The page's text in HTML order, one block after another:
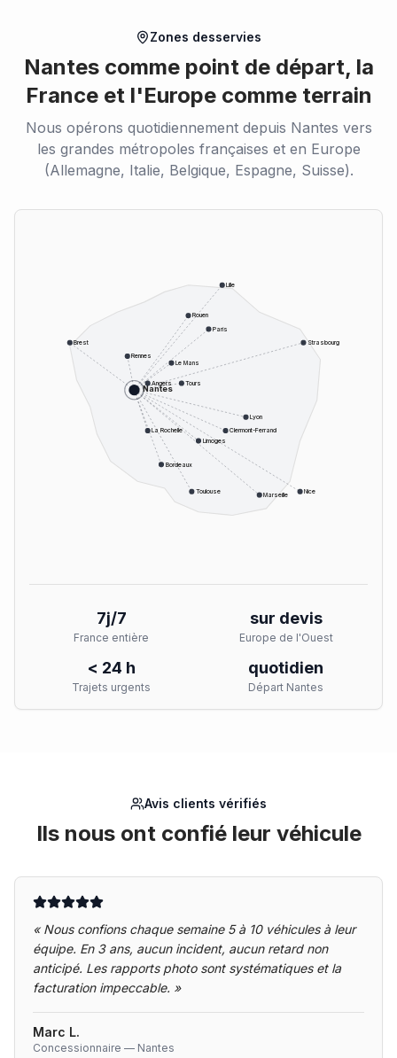
Zones desservies
Nantes comme point de départ, la
France et l'Europe comme terrain
Nous opérons quotidiennement depuis Nantes vers
les grandes métropoles françaises et en Europe
(Allemagne, Italie, Belgique, Espagne, Suisse).
Nantes
Paris
Lyon
Marseille
Toulouse
Bordeaux
Nice
Strasbourg
Lille
Rennes
Angers
Le Mans
Tours
Limoges
Clermont-Ferrand
Rouen
Brest
La Rochelle
7j/7
France entière
sur devis
Europe de l'Ouest
< 24 h
Trajets urgents
quotidien
Départ Nantes
Avis clients vérifiés
Ils nous ont confié leur véhicule
« Nous confions chaque semaine 5 à 10 véhicules à leur
équipe. En 3 ans, aucun incident, aucun retard non
anticipé. Les rapports photo sont systématiques et la
facturation impeccable. »
Marc L.
Concessionnaire — Nantes